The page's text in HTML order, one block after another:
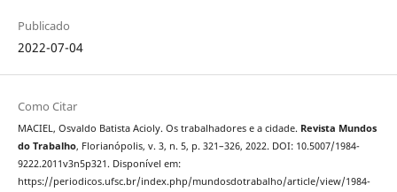
Publicado
2022-07-04
Como Citar
MACIEL, Osvaldo Batista Acioly. Os trabalhadores e a cidade. Revista Mundos
do Trabalho, Florianópolis, v. 3, n. 5, p. 321–326, 2022. DOI: 10.5007/1984-
9222.2011v3n5p321. Disponível em:
https://periodicos.ufsc.br/index.php/mundosdotrabalho/article/view/1984-